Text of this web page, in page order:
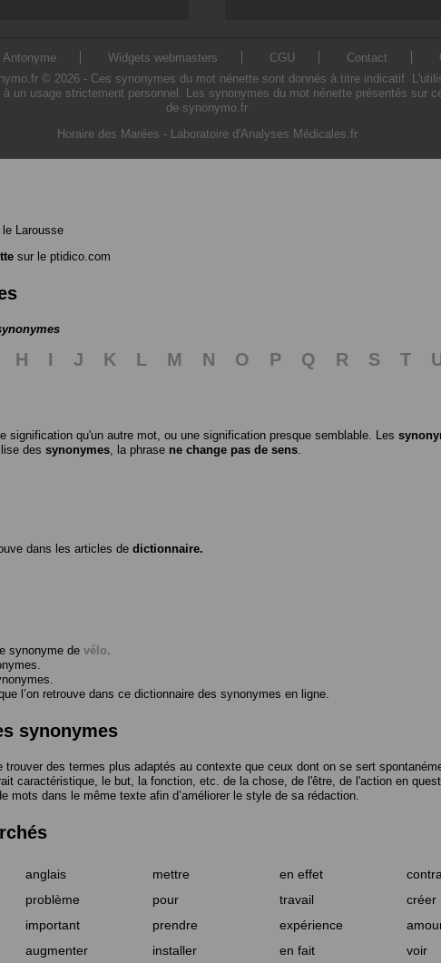
Antonyme Widgets webmasters CGU Contact
© 2026 - Ces synonymes du mot nénette sont donnés à titre indicatif.
un usage strictement personnel. Les synonymes du mot nénette présentés sur
de synonymo.fr
Horaire des Marées - Laboratoire d'Analyses Médicales.fr
Larousse
sur le ptidico.com
H I J K L M N O P Q R S T
signification qu'un autre mot, ou une signification presque semblable. Les
des synonymes , la phrase ne change pas de sens
dans les articles de dictionnaire.
synonyme de vélo
l’on retrouve dans ce dictionnaire des synonymes en ligne.
synonymes
trouver des termes plus adaptés au contexte que ceux dont on se sert
caractéristique, le but, la fonction, etc. de la chose, de l'être, de l'action en
mots dans le même texte afin d’améliorer le style de sa rédaction.
anglais mettre en effet
problème pour travail
créer
important prendre expérience
augmenter installer en fait voir